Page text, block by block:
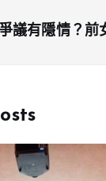
議有隱情？前